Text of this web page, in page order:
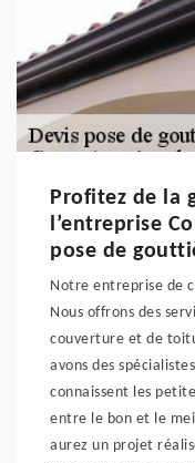
Profitez de la
l’entreprise
pose de
Notre entreprise de
Nous offrons des
couverture et de
avons des
connaissent les
entre le bon et le
aurez un projet